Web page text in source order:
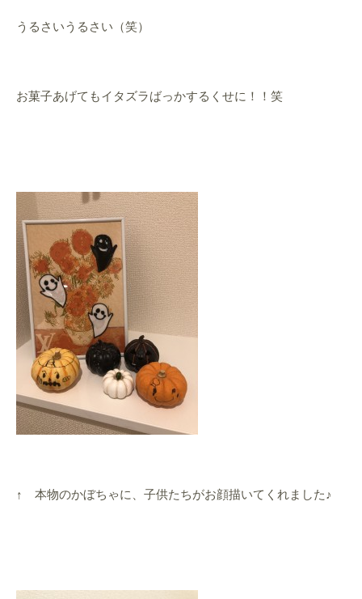
うるさいうるさい（笑）
お菓子あげてもイタズラばっかするくせに！！笑
↑ 本物のかぼちゃに、子供たちがお顔描いてくれました♪